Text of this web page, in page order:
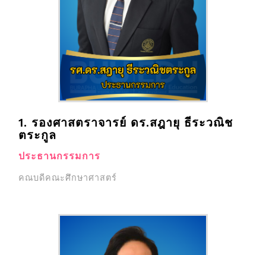
1. รองศาสตราจารย์ ดร.สฎายุ ธีระวณิช
ตระกูล
ประธานกรรมการ
คณบดีคณะศึกษาศาสตร์